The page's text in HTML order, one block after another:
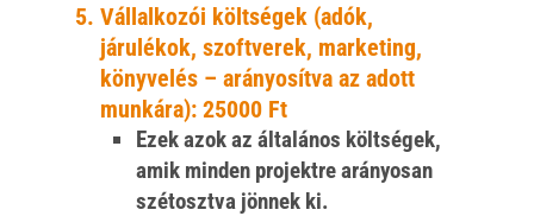
Vállalkozói költségek (adók,
járulékok, szoftverek, marketing,
könyvelés – arányosítva az adott
munkára):25000 Ft
Ezek azok az általános költségek,
amik minden projektre arányosan
szétosztva jönnek ki.